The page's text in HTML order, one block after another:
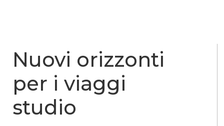
Nuovi orizzonti
per i viaggi
studio